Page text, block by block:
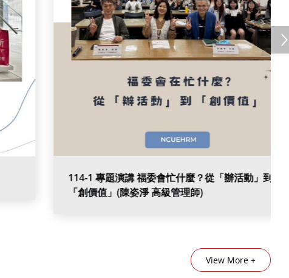
114-1 專題演講 福委會忙什麼？從「辦活動」到
「創價值」(陳姿淨 高級管理師)
View More +